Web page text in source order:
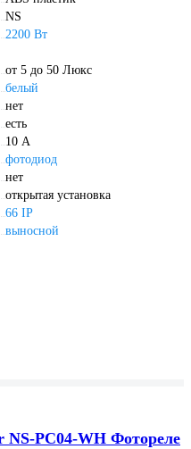
NS
2200 Вт
от 5 до 50 Люкс
белый
нет
есть
10 А
фотодиод
нет
открытая установка
66 IP
выносной
PC04-WH Фотореле